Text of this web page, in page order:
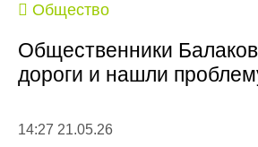
Общество
Общественники
дороги и нашли
14:27 21.05.26